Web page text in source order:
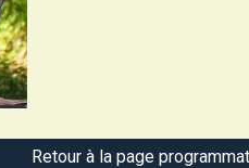
Retour à la page